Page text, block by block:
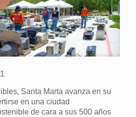
Santa Marta avanza en su
en una ciudad
de cara a sus 500 años